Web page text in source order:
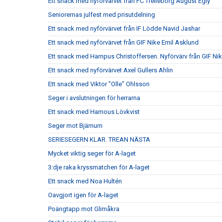
Seniorernas julfest med prisutdelning
Ett snack med nyförvärvet från IF Lödde Navid Jashar
Ett snack med nyförvärvet från GIF Nike Emil Asklund
Ett snack med Hampus Christoffersen. Nyförvärv från GIF
Ett snack med nyförvärvet Axel Gullers Ahlin
Ett snack med Viktor "Olle" Ohlsson
Seger i avslutningen för herrarna
Ett snack med Hamous Lövkvist
Seger mot Bjärnum
SERIESEGERN KLAR. TREAN NÄSTA
Mycket viktig seger för A-laget
3:dje raka kryssmatchen för A-laget
Ett snack med Noa Hultén
Oavgjort igen för A-laget
Poängtapp mot Glimåkra